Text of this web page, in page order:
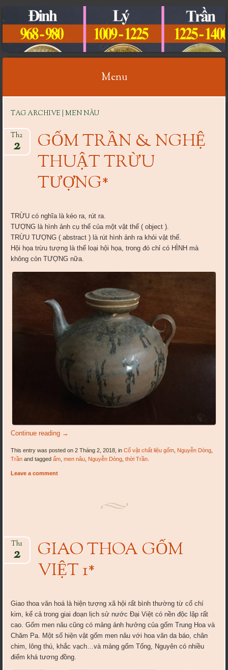
CỔ VẬT VIỆT NAM
Menu
content
TAG ARCHIVE | MEN NÂU
GỐM TRẦN & NGHỆ
THUẬT TRỪU
TƯỢNG*
Th2
2
TRỪU có nghĩa là kéo ra, rút ra.
TƯỢNG là hình ảnh cụ thể của một vật thể ( object ).
TRỪU TƯỢNG ( abstract ) là rút hình ảnh ra khỏi vật thể.
Hội họa trừu tượng là thể loại hội họa, trong đó chỉ có HÌNH mà
không còn TƯỢNG nữa.
Continue reading →
This entry was posted on 2 Tháng 2, 2018, inCổ vật chất liệu gốm Nguyễn Dòng
Trần and taggedấm ,men nâu Nguyễn Dòng ,thời Trần
Leave a comment
GIAO THOA GỐM
VIỆT 1*
Th1
2
Giao thoa văn hoá là hiện tượng xã hội rất bình thường từ cổ chí
kim, kể cả trong giai đoạn lịch sử nước Đại Việt có nền độc lập rất
cao. Gốm men nâu cũng có mảng ảnh hưởng của gốm Trung Hoa và
Chăm Pa. Một số hiện vật gốm men nâu với hoa văn da báo, chân
chim, lông thú, khắc vạch…và mảng gốm Tống, Nguyên có nhiều
điểm khá tương đồng.